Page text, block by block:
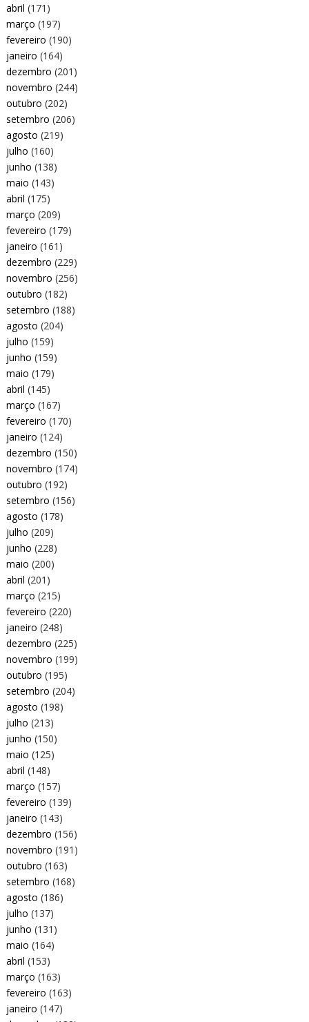
abril (171)
março (197)
fevereiro (190)
janeiro (164)
dezembro (201)
novembro (244)
outubro (202)
setembro (206)
agosto (219)
julho (160)
junho (138)
maio (143)
abril (175)
março (209)
fevereiro (179)
janeiro (161)
dezembro (229)
novembro (256)
outubro (182)
setembro (188)
agosto (204)
julho (159)
junho (159)
maio (179)
abril (145)
março (167)
fevereiro (170)
janeiro (124)
dezembro (150)
novembro (174)
outubro (192)
setembro (156)
agosto (178)
julho (209)
junho (228)
maio (200)
abril (201)
março (215)
fevereiro (220)
janeiro (248)
dezembro (225)
novembro (199)
outubro (195)
setembro (204)
agosto (198)
julho (213)
junho (150)
maio (125)
abril (148)
março (157)
fevereiro (139)
janeiro (143)
dezembro (156)
novembro (191)
outubro (163)
setembro (168)
agosto (186)
julho (137)
junho (131)
maio (164)
abril (153)
março (163)
fevereiro (163)
janeiro (147)